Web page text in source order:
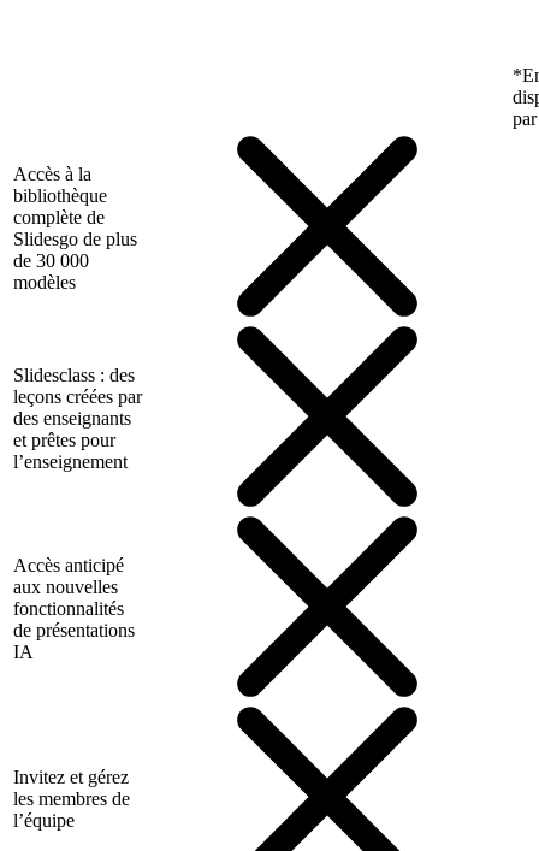
Accès à la
bibliothèque
complète de
Slidesgo de plus
de 30 000
modèles
Slidesclass : des
leçons créées par
des enseignants
et prêtes pour
l’enseignement
Accès anticipé
aux nouvelles
fonctionnalités
de présentations
IA
Invitez et gérez
les membres de
l’équipe